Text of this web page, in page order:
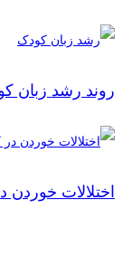
روند رشد زبان
اختلالات